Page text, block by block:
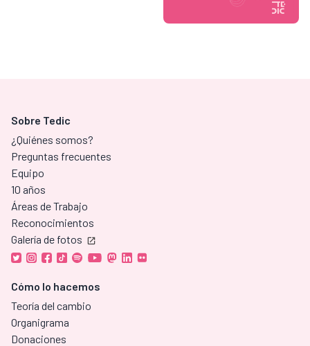
Sobre Tedic
¿Quiénes somos?
Preguntas frecuentes
Equipo
10 años
Áreas de Trabajo
Reconocimientos
Galería de fotos
Cómo lo hacemos
Teoría del cambio
Organigrama
Donaciones